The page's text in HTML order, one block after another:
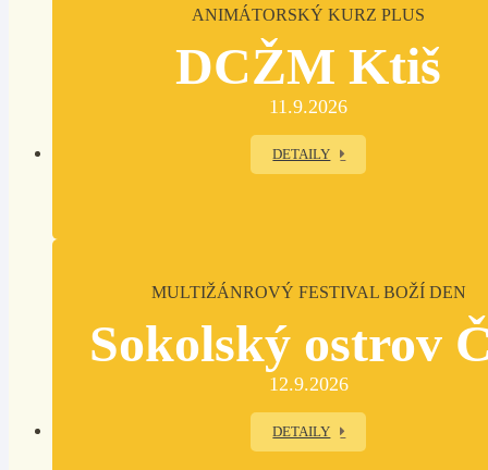
ANIMÁTORSKÝ KURZ PLUS
DCŽM Ktiš
11.9.2026
DETAILY
MULTIŽÁNROVÝ FESTIVAL BOŽÍ DEN
Sokolský ostrov
12.9.2026
DETAILY